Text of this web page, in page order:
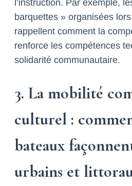
l’instruction. Par exemple,
barquettes » organisées
rappellent comment la
renforce les compétences
solidarité communautaire.
3. La mobilité
culturel :
bateaux
urbains et